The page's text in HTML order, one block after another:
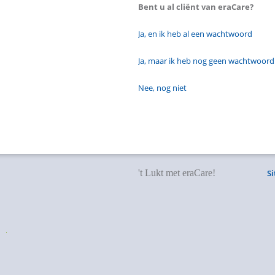
Bent u al cliënt van eraCare?
Ja, en ik heb al een wachtwoord
Ja, maar ik heb nog geen wachtwoord
Nee, nog niet
't Lukt met eraCare!